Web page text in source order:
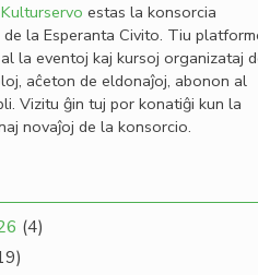
estas la konsorcia
la Esperanta Civito. Tiu
la eventoj kaj kursoj organizataj
aĉeton de eldonaĵoj, abonon al
Vizitu ĝin tuj por konatiĝi kun la
novaĵoj de la konsorcio.
(4)